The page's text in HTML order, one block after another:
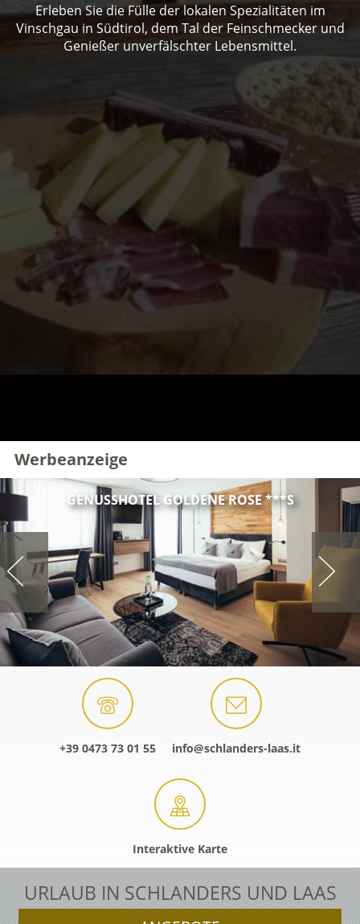
Erleben Sie die Fülle der lokalen Spezialitäten im
Vinschgau in Südtirol, dem Tal der Feinschmecker und
Genießer unverfälschter Lebensmittel.
Werbeanzeige
GENUSSHOTEL GOLDENE ROSE ***S
+39 0473 73 01 55 info@schlanders-laas.it
Interaktive Karte
URLAUB IN SCHLANDERS UND LAAS